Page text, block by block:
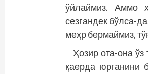
ўйлаймиз. Аммо
сезгандек бўлса-
меҳр бермаймиз,
Ҳозир ота-она
қаерда юрганини